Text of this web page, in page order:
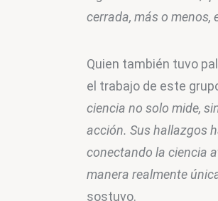
cerrada, más o menos,
Quien también tuvo
el trabajo de este
ciencia no solo mide,
acción. Sus hallazgos
conectando la ciencia
manera realmente
sostuvo.